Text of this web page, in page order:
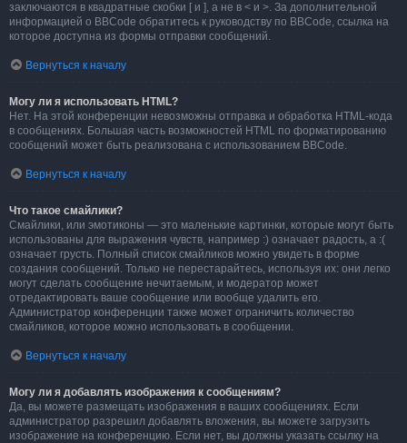
заключаются в квадратные скобки [ и ], а не в < и >. За дополнительной
информацией о BBCode обратитесь к руководству по BBCode, ссылка на
которое доступна из формы отправки сообщений.
Вернуться к началу
Могу ли я использовать HTML?
Нет. На этой конференции невозможны отправка и обработка HTML-кода
в сообщениях. Большая часть возможностей HTML по форматированию
сообщений может быть реализована с использованием BBCode.
Вернуться к началу
Что такое смайлики?
Смайлики, или эмотиконы — это маленькие картинки, которые могут быть
использованы для выражения чувств, например :) означает радость, а :(
означает грусть. Полный список смайликов можно увидеть в форме
создания сообщений. Только не перестарайтесь, используя их: они легко
могут сделать сообщение нечитаемым, и модератор может
отредактировать ваше сообщение или вообще удалить его.
Администратор конференции также может ограничить количество
смайликов, которое можно использовать в сообщении.
Вернуться к началу
Могу ли я добавлять изображения к сообщениям?
Да, вы можете размещать изображения в ваших сообщениях. Если
администратор разрешил добавлять вложения, вы можете загрузить
изображение на конференцию. Если нет, вы должны указать ссылку на